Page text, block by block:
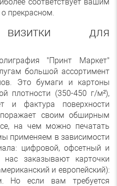
прекрасном.
визитки для
"Принт Маркет"
большой ассортимент
Это бумаги и картоны
плотности (350-450 г/м²),
и фактура поверхности
своим обширным
на чем можно печатать
применяем в зависимости
цифровой, офсетный и
заказывают карточки
и европейский):
если вам требуется